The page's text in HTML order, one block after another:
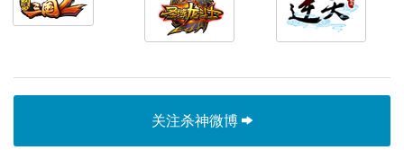
关注杀神微博